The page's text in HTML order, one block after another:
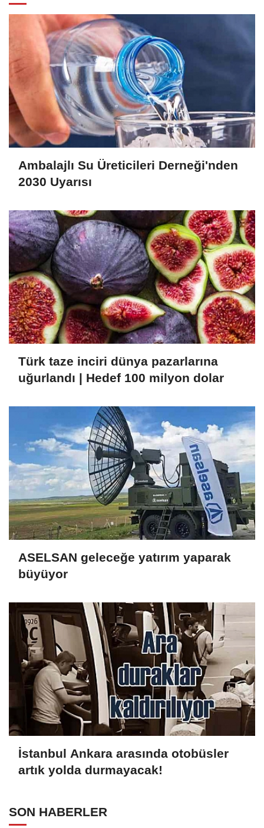
Ambalajlı Su Üreticileri Derneği'nden
2030 Uyarısı
Türk taze inciri dünya pazarlarına
uğurlandı | Hedef 100 milyon dolar
ASELSAN geleceğe yatırım yaparak
büyüyor
İstanbul Ankara arasında otobüsler
artık yolda durmayacak!
SON HABERLER